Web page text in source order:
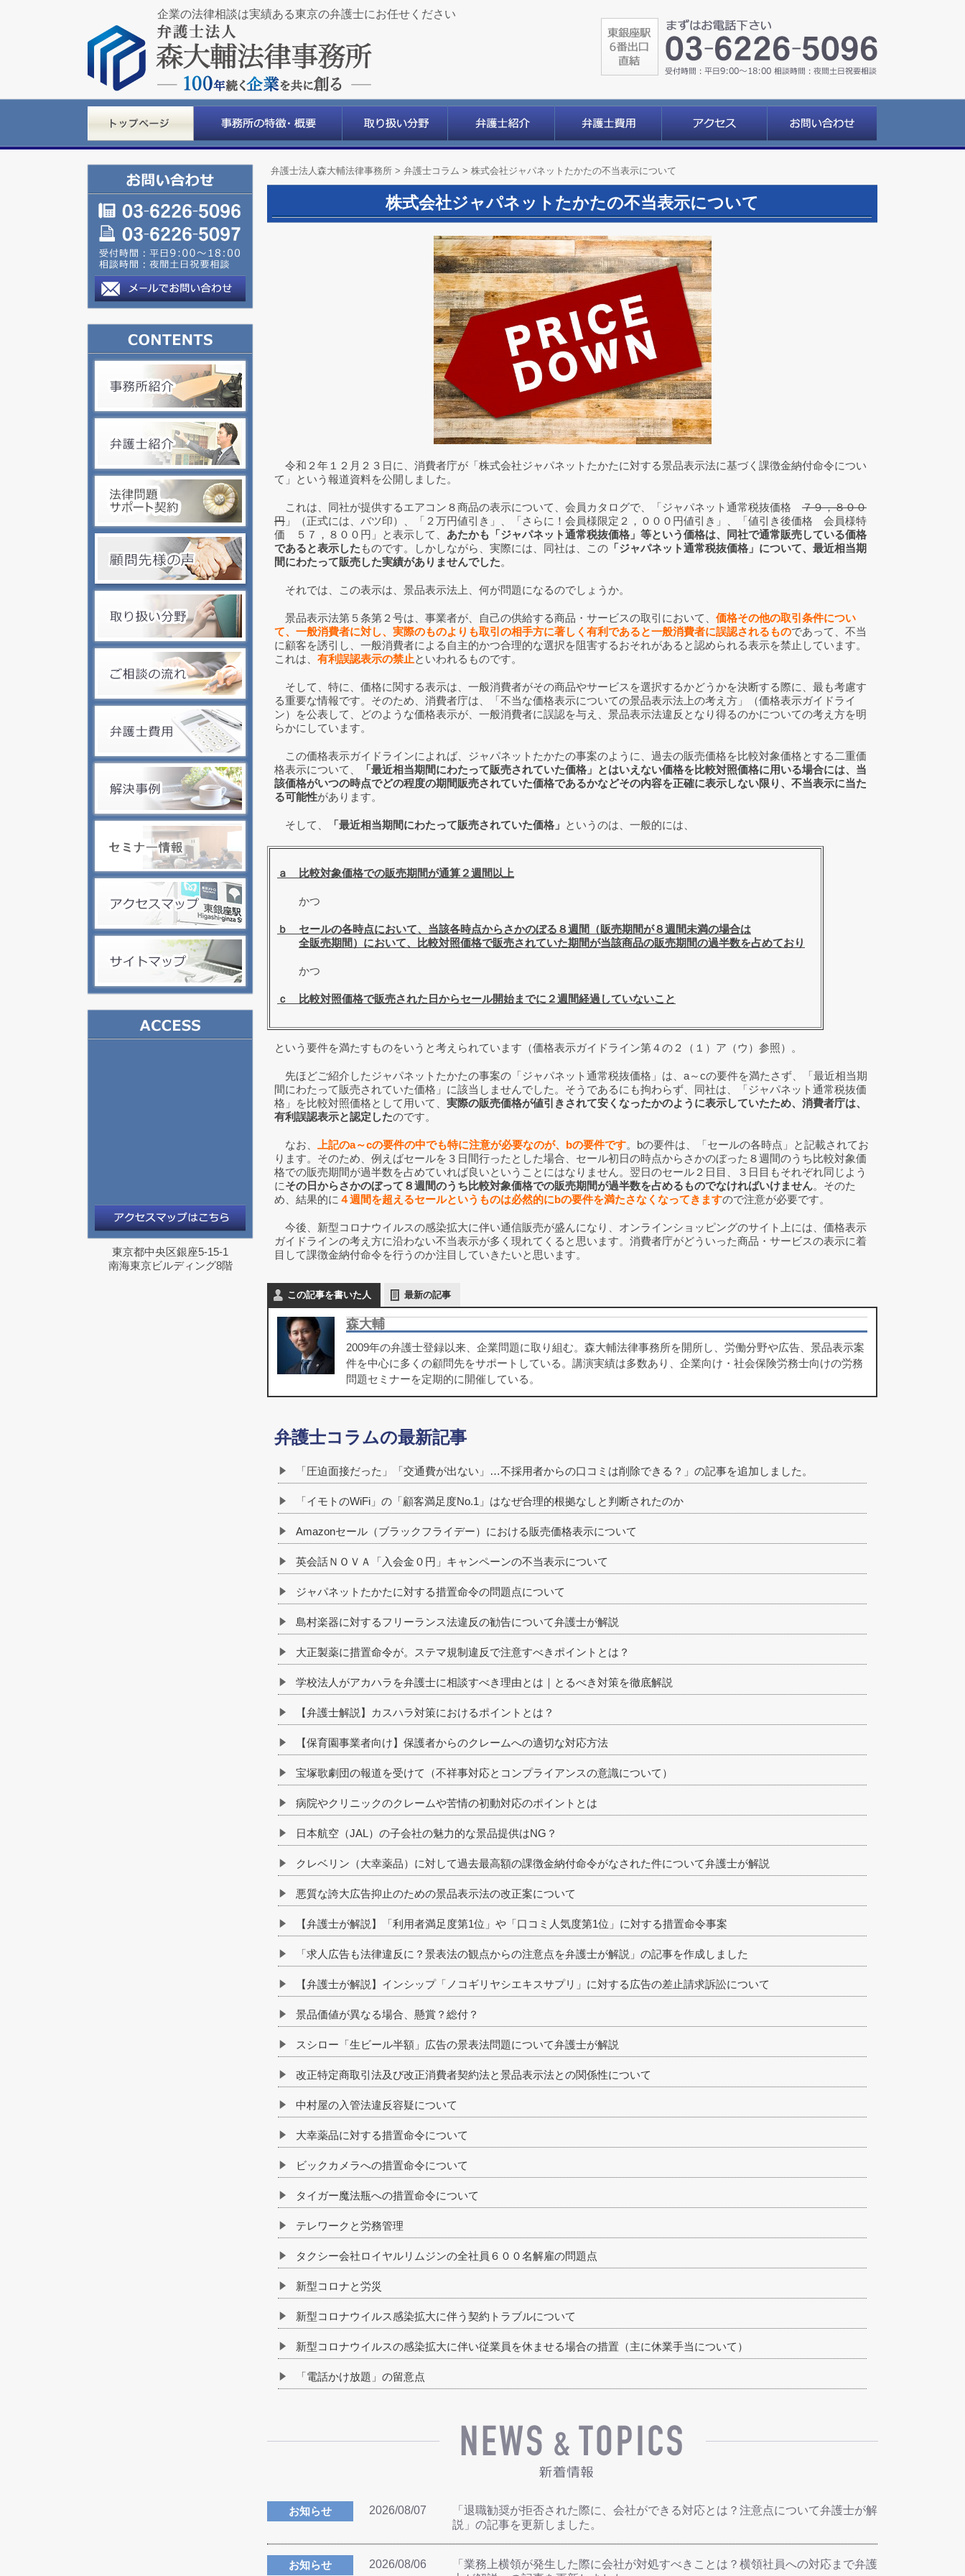
企業の法律相談は実績ある東京の弁護士にお任せください
東京都中央区銀座5-15-1
南海東京ビルディング8階
弁護士法人森大輔法律事務所 > 弁護士コラム > 株式会社ジャパネットたかたの不当表示について
株式会社ジャパネットたかたの不当表示について
令和２年１２月２３日に、消費者庁が「株式会社ジャパネットたかたに対する景品表示法に基づく課徴金納付命令につい
て」という報道資料を公開しました。
これは、同社が提供するエアコン８商品の表示について、会員カタログで、「ジャパネット通常税抜価格 ７９，８００
円 」（正式には、バツ印）、「２万円値引き」、「さらに！会員様限定２，０００円値引き」、「値引き後価格 会員様特
価 ５７，８００円」と表示して、 あたかも「ジャパネット通常税抜価格」等という価格は、同社で通常販売している価格
であると表示した ものです。しかしながら、実際には、同社は、この 「ジャパネット通常税抜価格」について、最近相当期
間にわたって販売した実績がありませんでした。
それでは、この表示は、景品表示法上、何が問題になるのでしょうか。
景品表示法第５条第２号は、事業者が、自己の供給する商品・サービスの取引において、 価格その他の取引条件につい
て、一般消費者に対し、実際のものよりも取引の相手方に著しく有利であると一般消費者に誤認されるものであって、不当
に顧客を誘引し、一般消費者による自主的かつ合理的な選択を阻害するおそれがあると認められる表示を禁止しています。
これは、 有利誤認表示の禁止といわれるものです。
そして、特に、価格に関する表示は、一般消費者がその商品やサービスを選択するかどうかを決断する際に、最も考慮す
る重要な情報です。そのため、消費者庁は、「不当な価格表示についての景品表示法上の考え方」（価格表示ガイドライ
ン）を公表して、どのような価格表示が、一般消費者に誤認を与え、景品表示法違反となり得るのかについての考え方を明
らかにしています。
この価格表示ガイドラインによれば、ジャパネットたかたの事案のように、過去の販売価格を比較対象価格とする二重価
格表示について、
「最近相当期間にわたって販売されていた価格」とはいえない価格を比較対照価格に用いる場合には、当
該価格がいつの時点でどの程度の期間販売されていた価格であるかなどその内容を正確に表示しない限り、不当表示に当た
る可能性があります。
そして、 「最近相当期間にわたって販売されていた価格」 というのは、一般的には、
ａ 比較対象価格での販売期間が通算２週間以上
かつ
ｂ セールの各時点において、当該各時点からさかのぼる８週間（販売期間が８週間未満の場合は
全販売期間）において、比較対照価格で販売されていた期間が当該商品の販売期間の過半数を占めており
かつ
ｃ 比較対照価格で販売された日からセール開始までに２週間経過していないこと
という要件を満たすものをいうと考えられています（価格表示ガイドライン第４の２（１）ア（ウ）参照）。
先ほどご紹介したジャパネットたかたの事案の「ジャパネット通常税抜価格」は、a～cの要件を満たさず、「最近相当期
間にわたって販売されていた価格」に該当しませんでした。そうであるにも拘わらず、同社は、「ジャパネット通常税抜価
格」を比較対照価格として用いて、 実際の販売価格が値引きされて安くなったかのように表示していたため、消費者庁は、
有利誤認表示と認定したのです。
なお、 上記のa～cの要件の中でも特に注意が必要なのが、bの要件です。bの要件は、「セールの各時点」と記載されてお
ります。そのため、例えばセールを３日間行ったとした場合、セール初日の時点からさかのぼった８週間のうち比較対象価
格での販売期間が過半数を占めていれば良いということにはなりません。翌日のセール２日目、３日目もそれぞれ同じよう
にその日からさかのぼって８週間のうち比較対象価格での販売期間が過半数を占めるものでなければいけません。そのた
め、結果的に ４週間を超えるセールというものは必然的にbの要件を満たさなくなってきますので注意が必要です。
今後、新型コロナウイルスの感染拡大に伴い通信販売が盛んになり、オンラインショッピングのサイト上には、価格表示
ガイドラインの考え方に沿わない不当表示が多く現れてくると思います。消費者庁がどういった商品・サービスの表示に着
目して課徴金納付命令を行うのか注目していきたいと思います。
この記事を書いた人 最新の記事
森大輔
2009年の弁護士登録以来、企業問題に取り組む。森大輔法律事務所を開所し、労働分野や広告、景品表示案
件を中心に多くの顧問先をサポートしている。講演実績は多数あり、企業向け・社会保険労務士向けの労務
問題セミナーを定期的に開催している。
弁護士コラムの最新記事
「圧迫面接だった」「交通費が出ない」…不採用者からの口コミは削除できる？」の記事を追加しました。
「イモトのWiFi」の「顧客満足度No.1」はなぜ合理的根拠なしと判断されたのか
Amazonセール（ブラックフライデー）における販売価格表示について
英会話ＮＯＶＡ「入会金０円」キャンペーンの不当表示について
ジャパネットたかたに対する措置命令の問題点について
島村楽器に対するフリーランス法違反の勧告について弁護士が解説
大正製薬に措置命令が。ステマ規制違反で注意すべきポイントとは？
学校法人がアカハラを弁護士に相談すべき理由とは｜とるべき対策を徹底解説
【弁護士解説】カスハラ対策におけるポイントとは？
【保育園事業者向け】保護者からのクレームへの適切な対応方法
宝塚歌劇団の報道を受けて（不祥事対応とコンプライアンスの意識について）
病院やクリニックのクレームや苦情の初動対応のポイントとは
日本航空（JAL）の子会社の魅力的な景品提供はNG？
クレベリン（大幸薬品）に対して過去最高額の課徴金納付命令がなされた件について弁護士が解説
悪質な誇大広告抑止のための景品表示法の改正案について
【弁護士が解説】「利用者満足度第1位」や「口コミ人気度第1位」に対する措置命令事案
「求人広告も法律違反に？景表法の観点からの注意点を弁護士が解説」の記事を作成しました
【弁護士が解説】インシップ「ノコギリヤシエキスサプリ」に対する広告の差止請求訴訟について
景品価値が異なる場合、懸賞？総付？
スシロー「生ビール半額」広告の景表法問題について弁護士が解説
改正特定商取引法及び改正消費者契約法と景品表示法との関係性について
中村屋の入管法違反容疑について
大幸薬品に対する措置命令について
ビックカメラへの措置命令について
タイガー魔法瓶への措置命令について
テレワークと労務管理
タクシー会社ロイヤルリムジンの全社員６００名解雇の問題点
新型コロナと労災
新型コロナウイルス感染拡大に伴う契約トラブルについて
新型コロナウイルスの感染拡大に伴い従業員を休ませる場合の措置（主に休業手当について）
「電話かけ放題」の留意点
お知らせ 2026/08/07
「退職勧奨が拒否された際に、会社ができる対応とは？注意点について弁護士が解
説」の記事を更新しました。
お知らせ 2026/08/06
「業務上横領が発生した際に会社が対処すべきことは？横領社員への対応まで弁護